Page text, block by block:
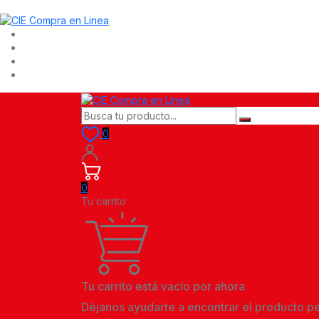
0
0
Tu carrito
Tu carrito está vacío por ahora
Déjanos ayudarte a encontrar el producto